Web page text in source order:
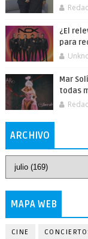
¿El
para
Mar
todas
ARCHIVO
MAPA WEB
CINE